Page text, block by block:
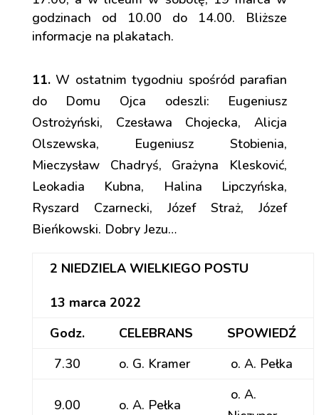
godzinach od 10.00 do 14.00. Bliższe
informacje na plakatach.
11.W ostatnim tygodniu spośród parafian
do Domu Ojca odeszli: Eugeniusz
Ostrożyński, Czesława Chojecka, Alicja
Olszewska, Eugeniusz Stobienia,
Mieczysław Chadryś, Grażyna Klesković,
Leokadia Kubna, Halina Lipczyńska,
Ryszard Czarnecki, Józef Straż, Józef
Bieńkowski. Dobry Jezu…
2 NIEDZIELA WIELKIEGO POSTU
13 marca 2022
Godz.
CELEBRANS
SPOWIEDŹ
7.30
o. G. Kramer o. A. Pełka
9.00 o. A. Pełka
o. A.